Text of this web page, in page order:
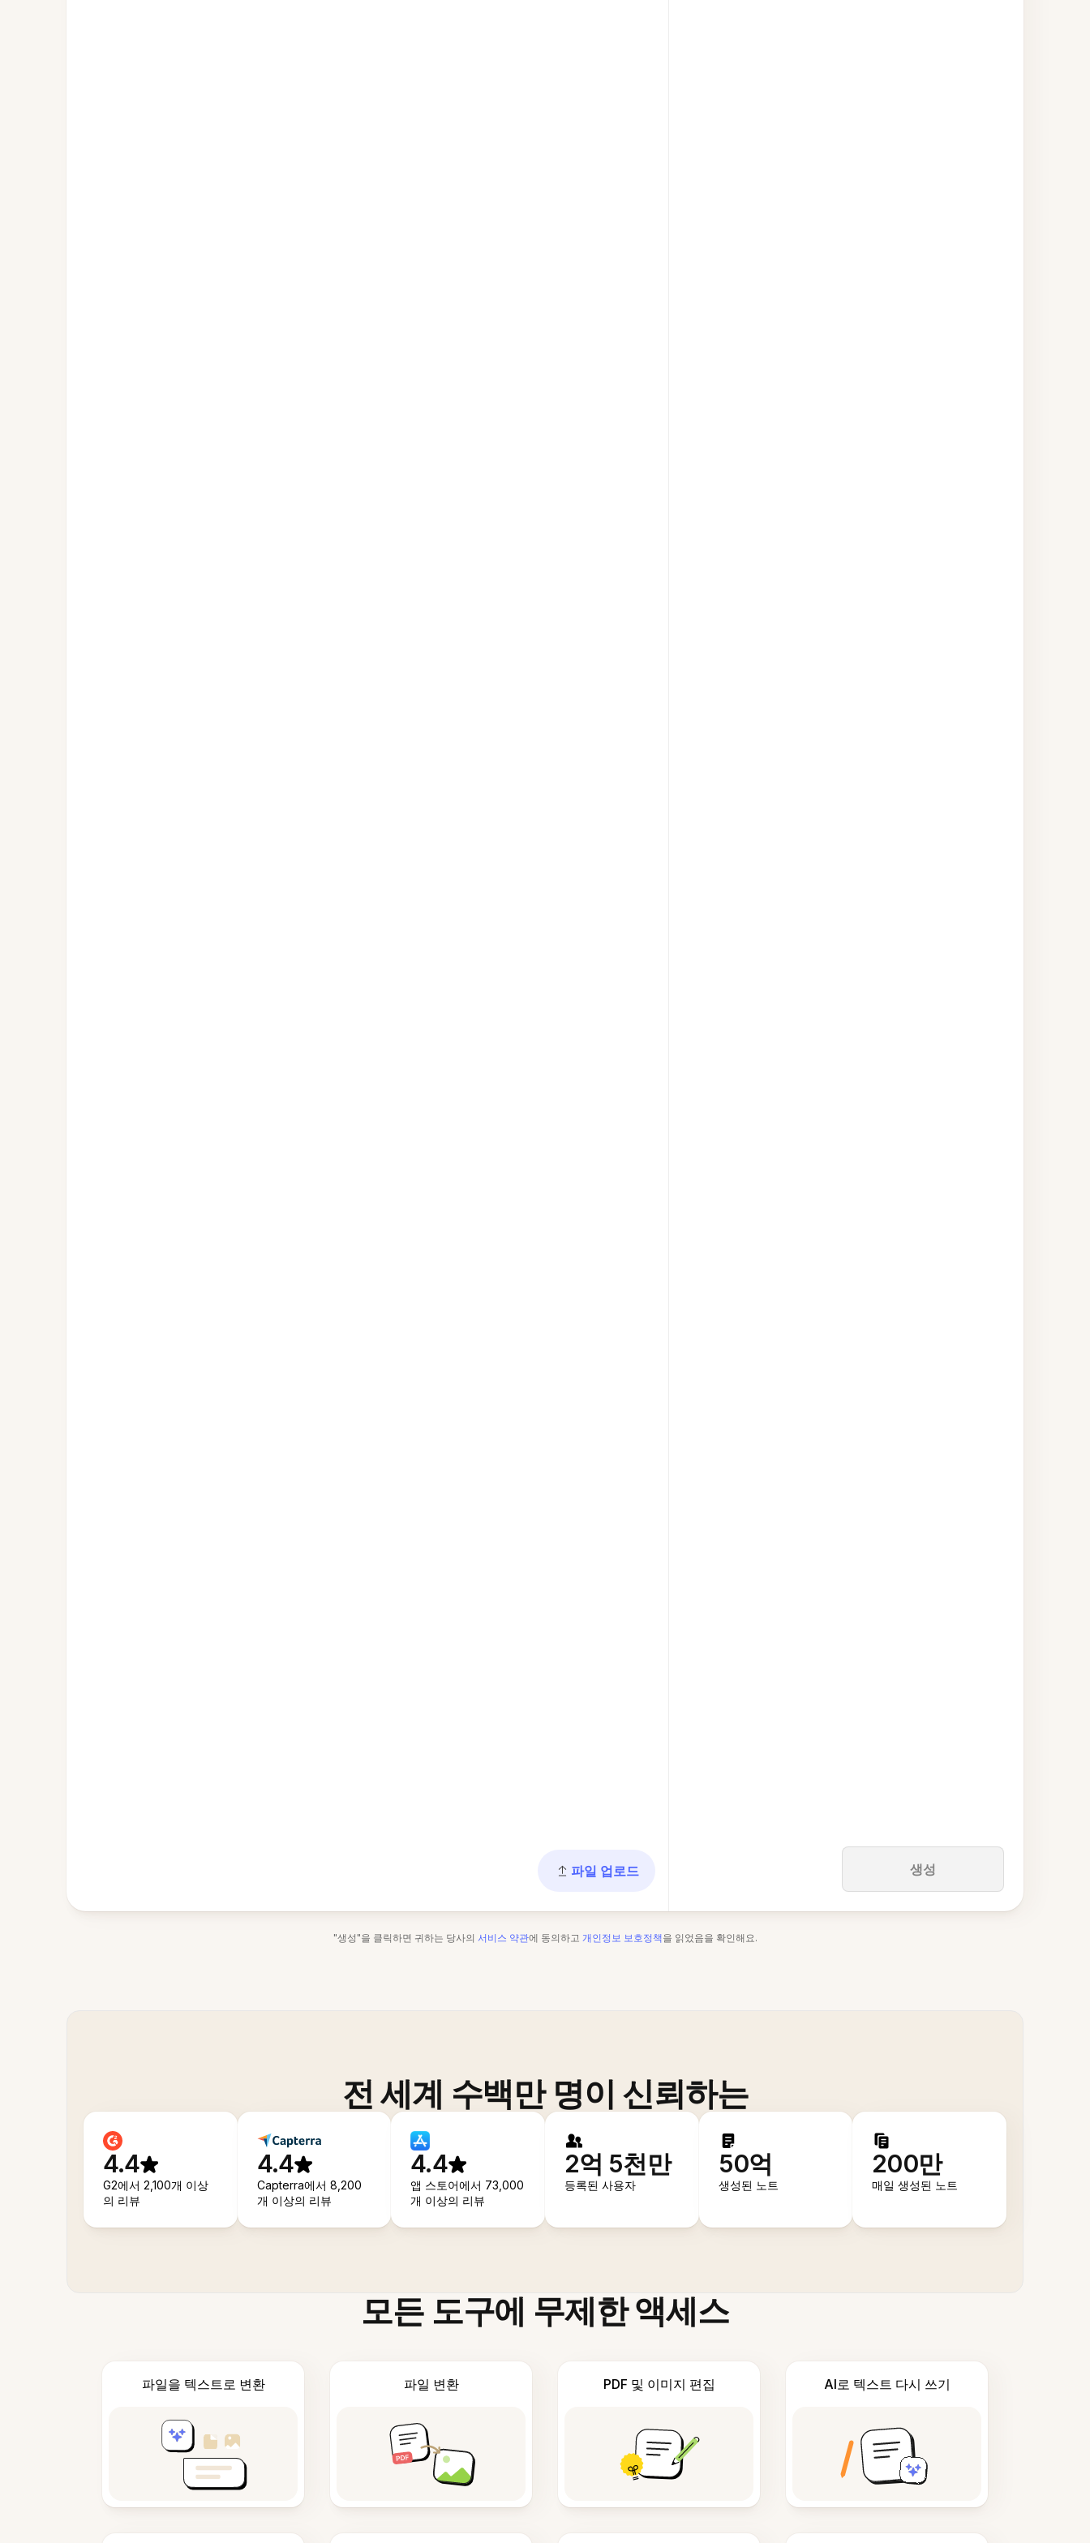
파일 업로드 생성
"생성"을 클릭하면 귀하는 당사의 서비스 약관에 동의하고 개인정보 보호정책을 읽었음을 확인해요.
전 세계 수백만 명이 신뢰하는
4.4
G2에서 2,100개 이상
의 리뷰
4.4
Capterra에서 8,200
개 이상의 리뷰
4.4
앱 스토어에서 73,000
개 이상의 리뷰
2억 5천만
등록된 사용자
50억
생성된 노트
200만
매일 생성된 노트
모든 도구에 무제한 액세스
파일을 텍스트로 변환 파일 변환 PDF 및 이미지 편집 AI로 텍스트 다시 쓰기